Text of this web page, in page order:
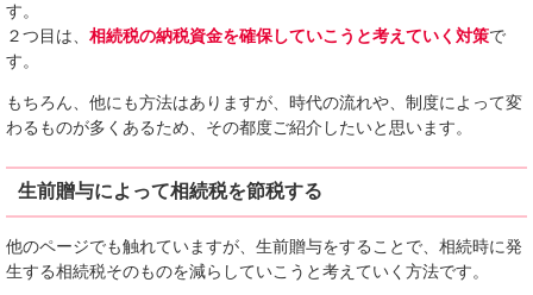
す。
２つ目は、 相続税の納税資金を確保していこうと考えていく対策で
す。
もちろん、他にも方法はありますが、時代の流れや、制度によって変
わるものが多くあるため、その都度ご紹介したいと思います。
生前贈与によって相続税を節税する
他のページでも触れていますが、生前贈与をすることで、相続時に発
生する相続税そのものを減らしていこうと考えていく方法です。